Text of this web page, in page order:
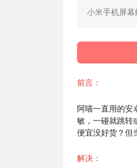
小米手机屏
前言：
阿喵一直用的安
敏，一碰就跳转
便宜没好货？但
解决：